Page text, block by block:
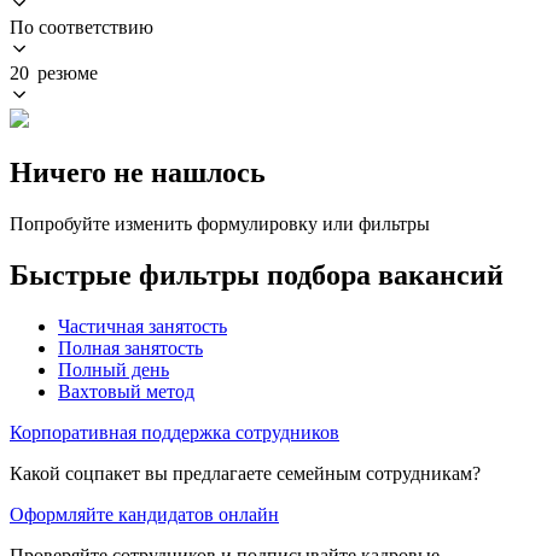
По соответствию
20 резюме
Ничего не нашлось
Попробуйте изменить формулировку или фильтры
Быстрые фильтры подбора вакансий
Частичная занятость
Полная занятость
Полный день
Вахтовый метод
Корпоративная поддержка сотрудников
Какой соцпакет вы предлагаете семейным сотрудникам?
Оформляйте кандидатов онлайн